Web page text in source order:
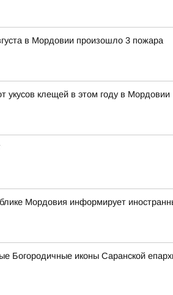
в Мордовии произошло 3 пожара
укусов клещей в этом году в Мордовии
Мордовия информирует
Богородичные иконы Саранской